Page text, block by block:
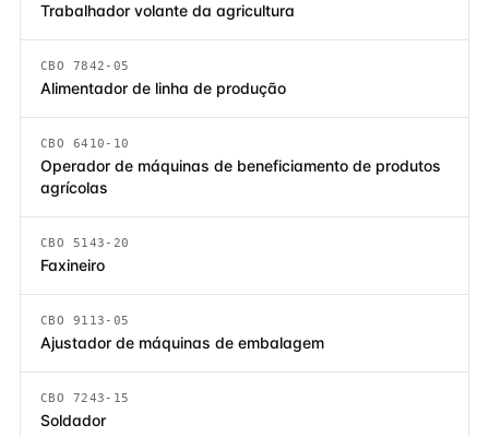
Trabalhador volante da agricultura
CBO 7842-05
Alimentador de linha de produção
CBO 6410-10
Operador de máquinas de beneficiamento de produtos
agrícolas
CBO 5143-20
Faxineiro
CBO 9113-05
Ajustador de máquinas de embalagem
CBO 7243-15
Soldador